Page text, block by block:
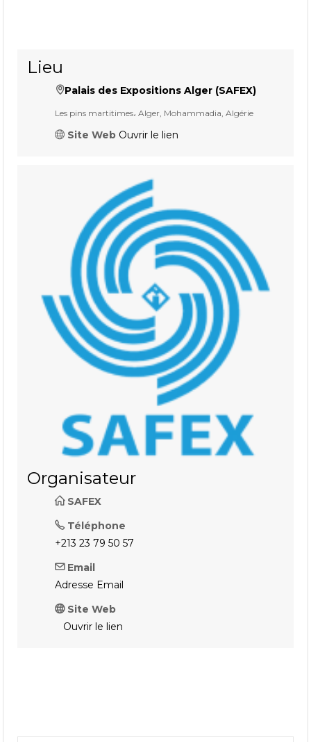
Lieu
Palais des Expositions Alger (SAFEX)
Les pins martitimes، Alger, Mohammadia, Algérie
Site Web Ouvrir le lien
Organisateur
SAFEX
Téléphone
+213 23 79 50 57
Email
Adresse Email
Site Web
Ouvrir le lien